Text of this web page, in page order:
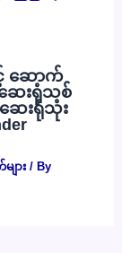
င့် ဆောက်
းရုံသစ်
ေးရုံသုံး
ျား/ By